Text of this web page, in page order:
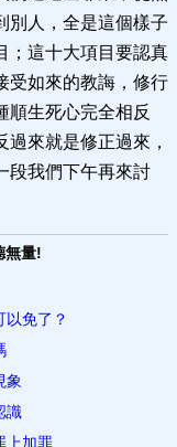
別人，全是這個樣子
；這十大項目要認真
受如來的教誨，修行
順生死心完全相反
來就是修正過來，
段我們下午再來討
無量!
免了？
象
識
上加罪